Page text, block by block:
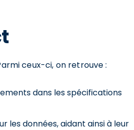
ceux-ci, on retrouve :
dans les spécifications
les données, aidant ainsi à leur